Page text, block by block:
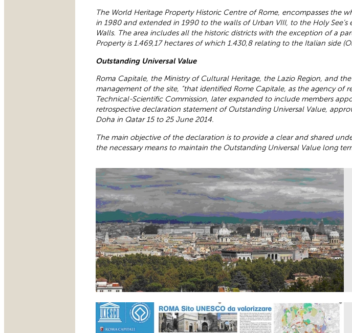
The World Heritage Property Historic Centre of Rome, encompasses the
in 1980 and extended in 1990 to the walls of Urban VIII, to the Holy
Walls. The area includes all the historic districts with the exception of a
Property is 1.469,17 hectares of which 1.430,8 relating to the Italian side
Outstanding Universal Value
Roma Capitale, the Ministry of Cultural Heritage, the Lazio Region, and
management of the site, “that identified Rome Capitale, as the agency
Technical-Scientific Commission, later expanded to include members
retrospective declaration statement of Outstanding Universal Value,
Doha in Qatar 15 to 25 June 2014.
The main objective of the declaration is to provide a clear and shared
the necessary means to maintain the Outstanding Universal Value long